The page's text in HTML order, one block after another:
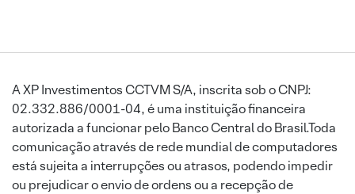
A XP Investimentos CCTVM S/A, inscrita sob o CNPJ:
02.332.886/0001-04, é uma instituição financeira
autorizada a funcionar pelo Banco Central do Brasil.Toda
comunicação através de rede mundial de computadores
está sujeita a interrupções ou atrasos, podendo impedir
ou prejudicar o envio de ordens ou a recepção de